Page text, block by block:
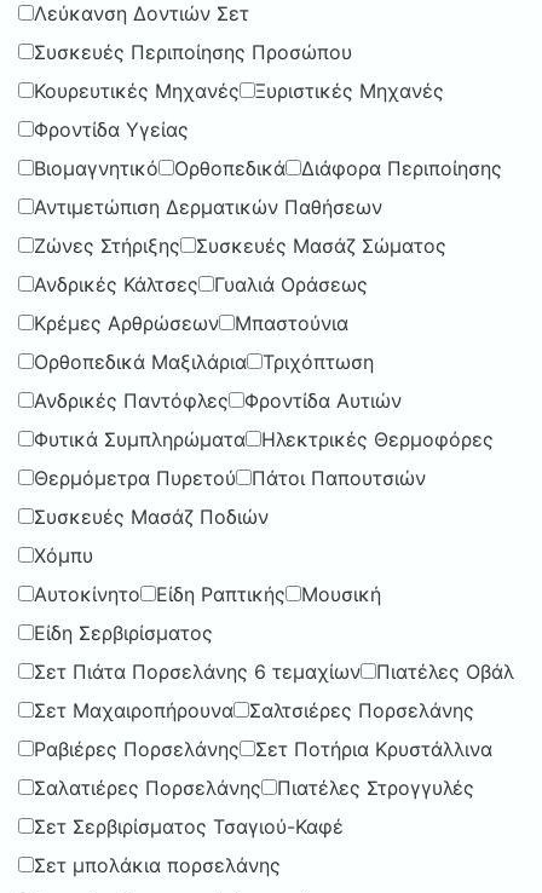
Λεύκανση Δοντιών Σετ
Συσκευές Περιποίησης Προσώπου
Κουρευτικές Μηχανές
Ξυριστικές Μηχανές
Φροντίδα Υγείας
Βιομαγνητικό
Ορθοπεδικά
Διάφορα Περιποίησης
Αντιμετώπιση Δερματικών Παθήσεων
Ζώνες Στήριξης
Συσκευές Μασάζ Σώματος
Ανδρικές Κάλτσες
Γυαλιά Οράσεως
Κρέμες Αρθρώσεων
Μπαστούνια
Ορθοπεδικά Μαξιλάρια
Τριχόπτωση
Ανδρικές Παντόφλες
Φροντίδα Αυτιών
Φυτικά Συμπληρώματα
Ηλεκτρικές Θερμοφόρες
Θερμόμετρα Πυρετού
Πάτοι Παπουτσιών
Συσκευές Μασάζ Ποδιών
Χόμπυ
Αυτοκίνητο
Είδη Ραπτικής
Μουσική
Είδη Σερβιρίσματος
Σετ Πιάτα Πορσελάνης 6 τεμαχίων
Πιατέλες Οβάλ
Σετ Μαχαιροπήρουνα
Σαλτσιέρες Πορσελάνης
Ραβιέρες Πορσελάνης
Σετ Ποτήρια Κρυστάλλινα
Σαλατιέρες Πορσελάνης
Πιατέλες Στρογγυλές
Σετ Σερβιρίσματος Τσαγιού-Καφέ
Σετ μπολάκια πορσελάνης